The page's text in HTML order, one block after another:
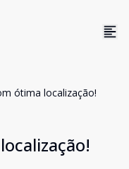
ótima localização!